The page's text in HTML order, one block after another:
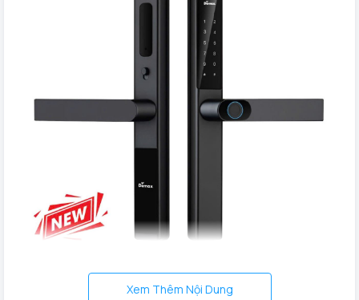
Khóa cửa thông minh Demax El699 Lux AG App wifi
Xem Thêm Nội Dung